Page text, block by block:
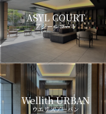
ASYL COURT
アジールコート
Wellith URBAN
ウエリスアーバン